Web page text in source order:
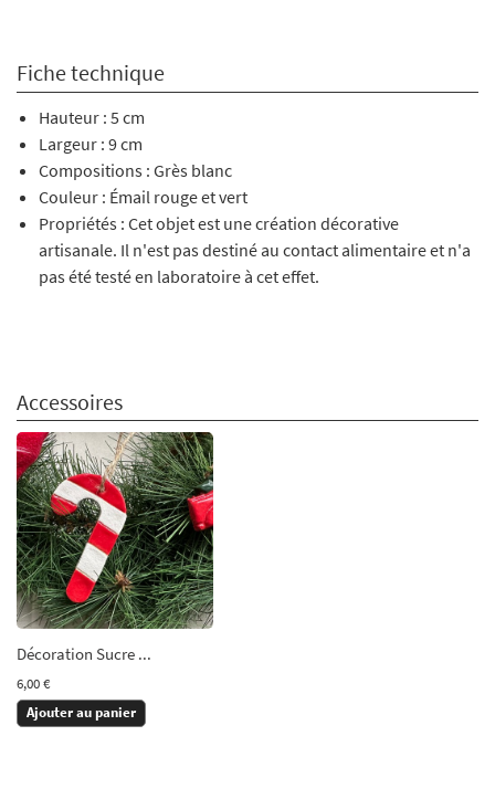
Fiche technique
Hauteur : 5 cm
Largeur : 9 cm
Compositions : Grès blanc
Couleur : Émail rouge et vert
Propriétés : Cet objet est une création décorative
artisanale. Il n'est pas destiné au contact alimentaire et n'a
pas été testé en laboratoire à cet effet.
Accessoires
Décoration Sucre ...
6,00 €
Ajouter au panier